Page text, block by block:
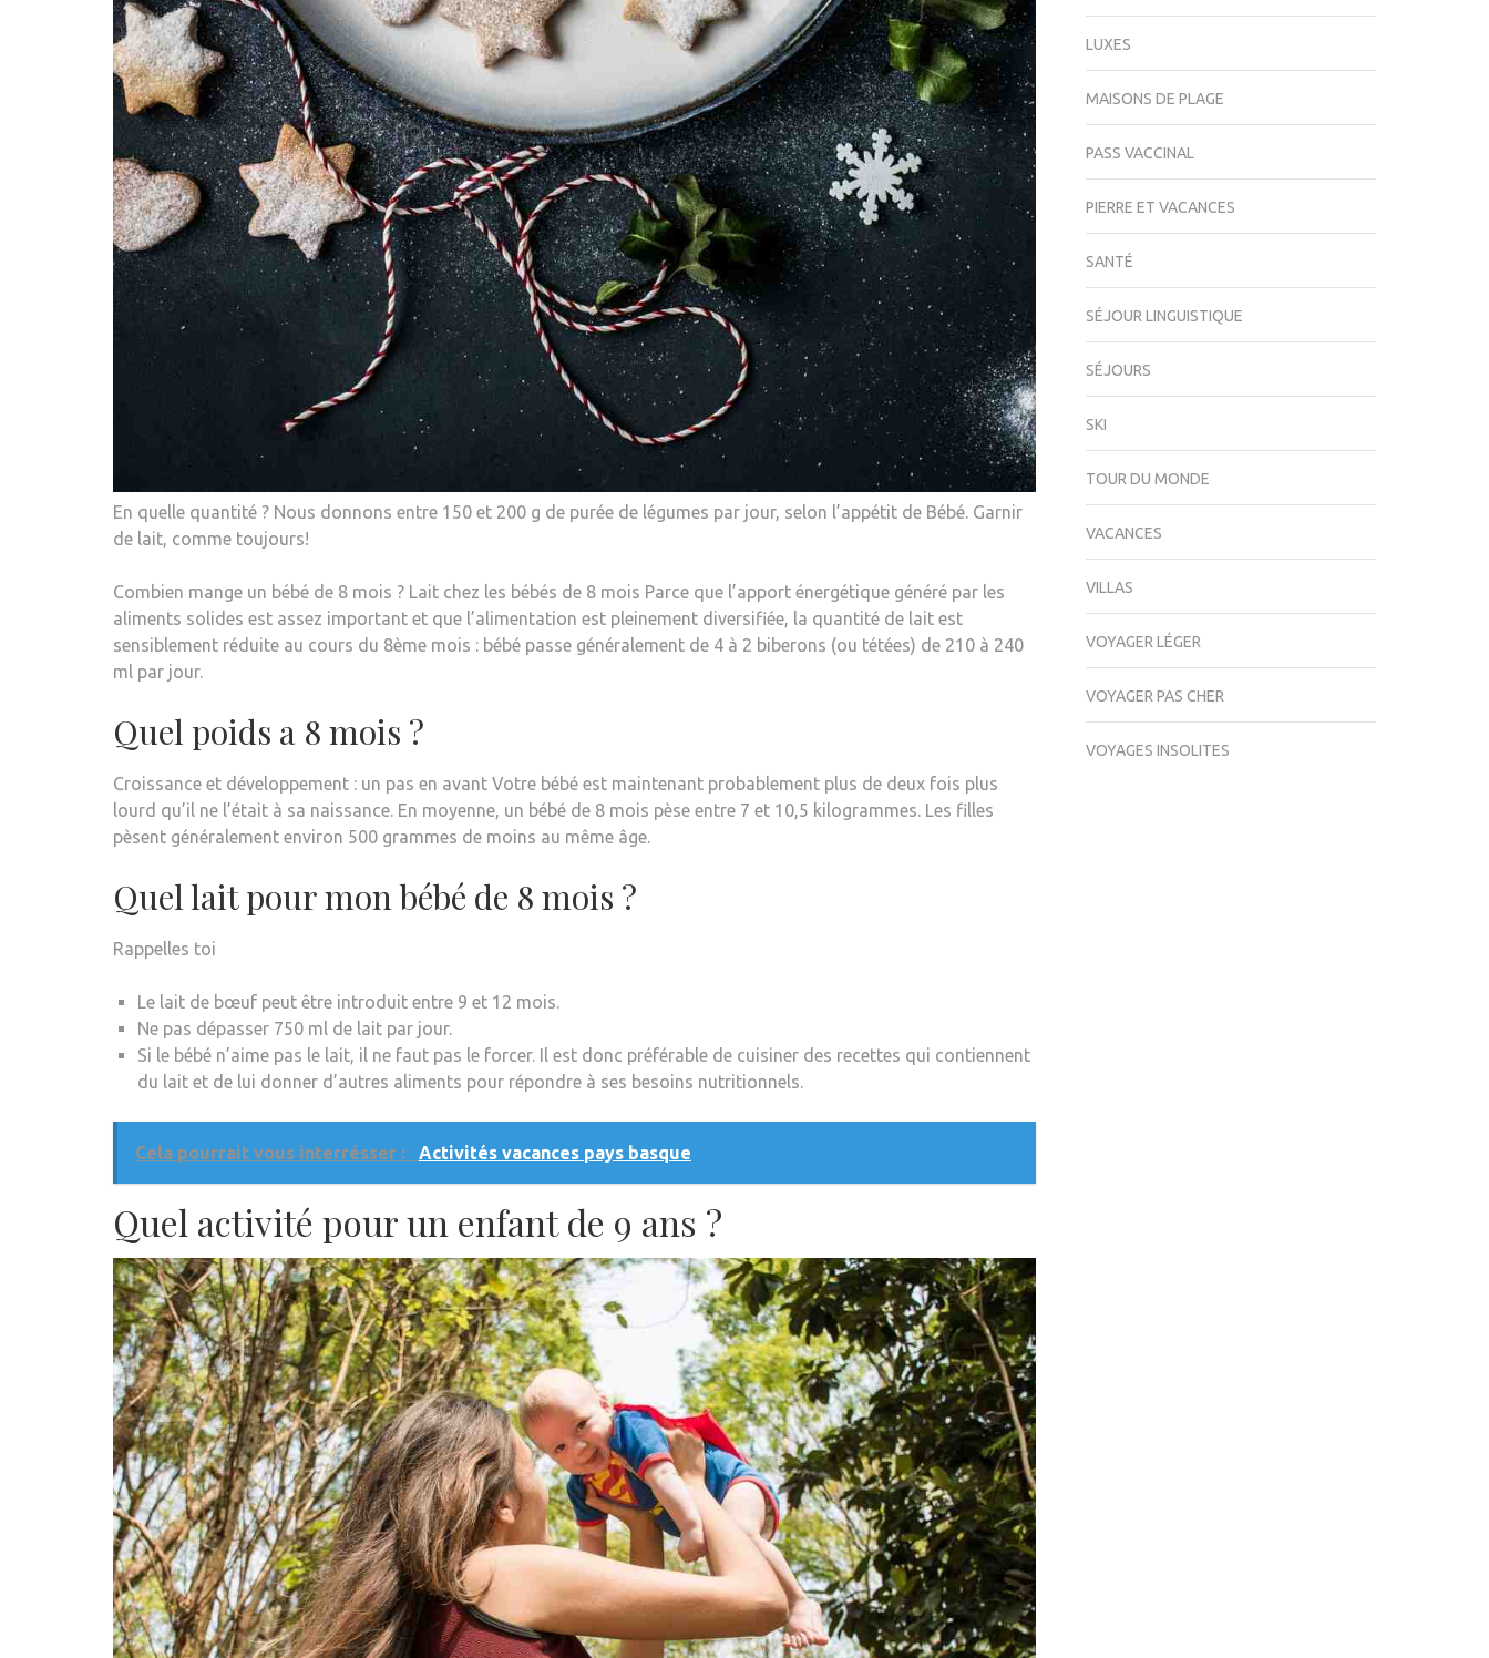
En quelle quantité ? Nous donnons entre 150 et 200 g de purée de légumes par jour, selon l’appétit de Bébé. Garnir
de lait, comme toujours!
Combien mange un bébé de 8 mois ? Lait chez les bébés de 8 mois Parce que l’apport énergétique généré par les
aliments solides est assez important et que l’alimentation est pleinement diversifiée, la quantité de lait est
sensiblement réduite au cours du 8ème mois : bébé passe généralement de 4 à 2 biberons (ou tétées) de 210 à 240
ml par jour.
Quel poids a 8 mois ?
Croissance et développement : un pas en avant Votre bébé est maintenant probablement plus de deux fois plus
lourd qu’il ne l’était à sa naissance. En moyenne, un bébé de 8 mois pèse entre 7 et 10,5 kilogrammes. Les filles
pèsent généralement environ 500 grammes de moins au même âge.
Quel lait pour mon bébé de 8 mois ?
Rappelles toi
Le lait de bœuf peut être introduit entre 9 et 12 mois.
Ne pas dépasser 750 ml de lait par jour.
Si le bébé n’aime pas le lait, il ne faut pas le forcer. Il est donc préférable de cuisiner des recettes qui contiennent
du lait et de lui donner d’autres aliments pour répondre à ses besoins nutritionnels.
Cela pourrait vous interrésser : Activités vacances pays basque
Quel activité pour un enfant de 9 ans ?
LUXES
MAISONS DE PLAGE
PASS VACCINAL
PIERRE ET VACANCES
SANTÉ
SÉJOUR LINGUISTIQUE
SÉJOURS
SKI
TOUR DU MONDE
VACANCES
VILLAS
VOYAGER LÉGER
VOYAGER PAS CHER
VOYAGES INSOLITES